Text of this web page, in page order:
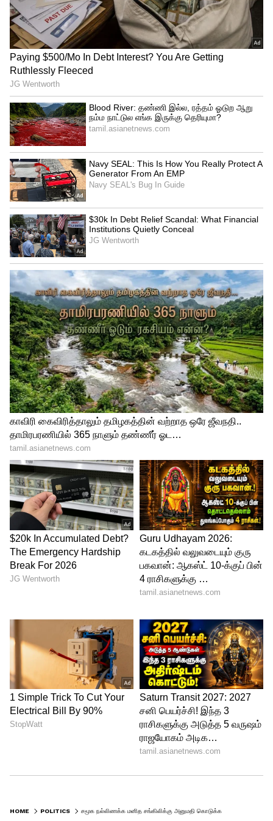
HOME POLITICS